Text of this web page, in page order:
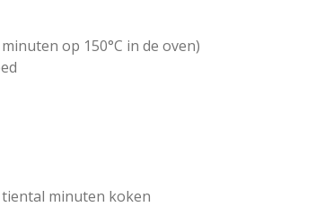
op 150°C in de oven)
minuten koken